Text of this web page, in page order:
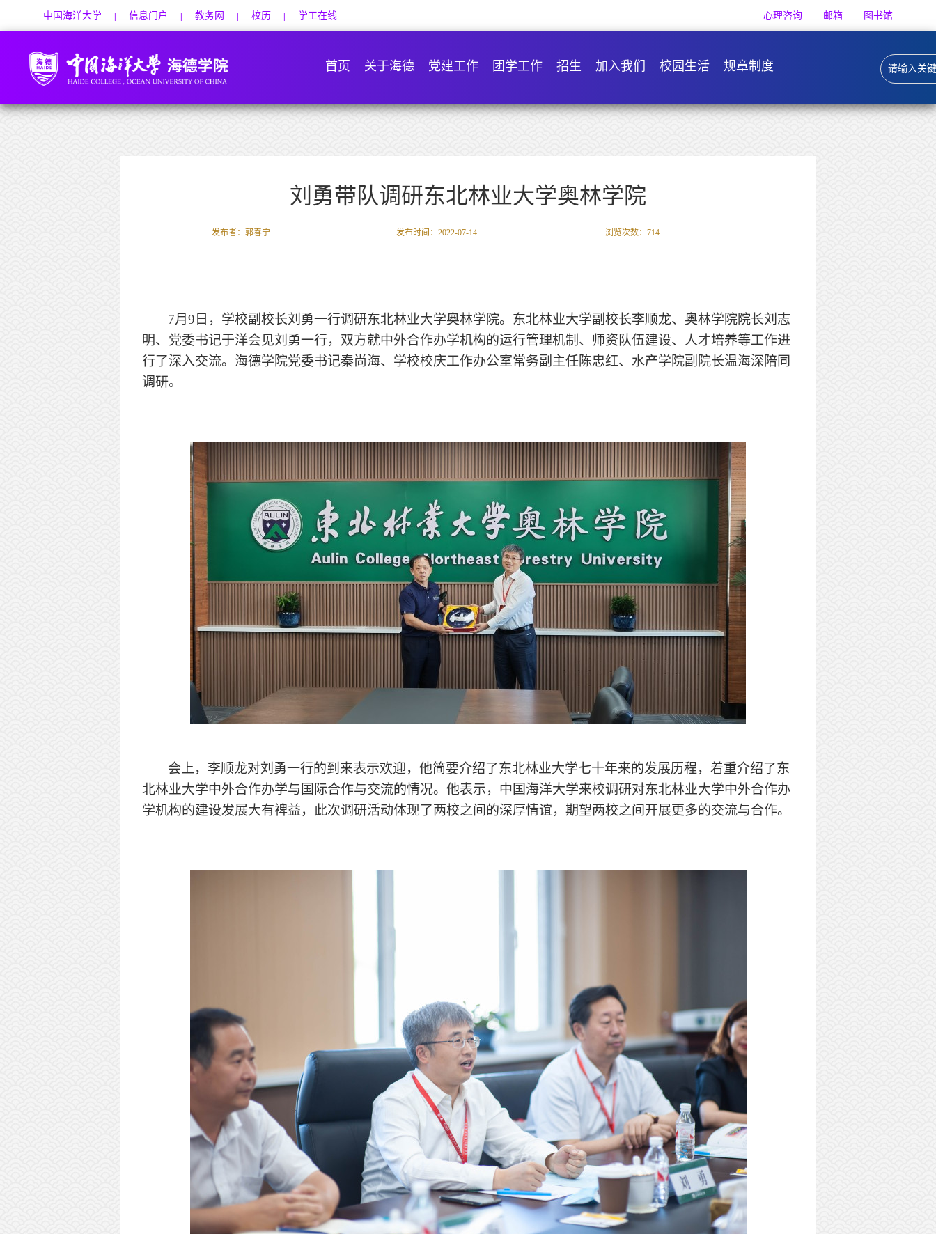
中国海洋大学 | 信息门户 | 教务网 | 校历 | 学工在线 心理咨询 邮箱 图书馆
首页 关于海德 党建工作 团学工作 招生 加入我们 校园生活 规章制度
刘勇带队调研东北林业大学奥林学院
发布者：郭春宁 发布时间：2022-07-14 浏览次数： 714
7月 9 日，学校副校长刘勇一行调研东北林业大学奥林学院。东北林业大学副校长李顺龙、奥林学院院长刘志
明、党委书记于洋会见刘勇一行，双方就中外合作办学机构的运行管理机制、师资队伍建设、人才培养等工作进
行了深入交流。海德学院党委书记秦尚海、学校校庆工作办公室常务副主任陈忠红、水产学院副院长温海深陪同
调研。
会上，李顺龙对刘勇一行的到来表示欢迎，他简要介绍了东北林业大学七十年来的发展历程，着重介绍了东
北林业大学中外合作办学与国际合作与交流的情况。他表示，中国海洋大学来校调研对东北林业大学中外合作办
学机构的建设发展大有裨益，此次调研活动体现了两校之间的深厚情谊，期望两校之间开展更多的交流与合作。